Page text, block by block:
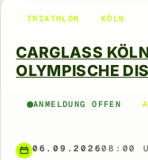
TRIATHLON KÖLN
CARGLASS
OLYMPISCHE
ANMELDUNG OFFEN
06.09.202608:00